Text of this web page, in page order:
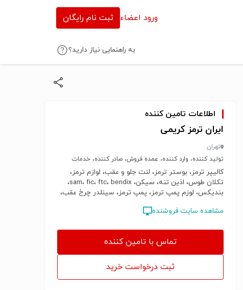
ورود اعضاء ثبت نام رایگان
به راهنمایی نیاز دارید؟
اطلاعات تامین کننده
ایران ترمز کریمی
تهران
تولید کننده، وارد کننده، عمده فروش، صادر کننده، خدمات
کالیپر ترمز، بوستر ترمز، لنت جلو و عقب، لوازم ترمز،
تکلان طوس، اذین تنه، سیکن، sam، fic، ftc، bendix،
بندیکس، لوزم پمپ ترمز، پمپ ترمز، سینلدر چرخ عقب،
مشاهده سایت فروشنده
تماس با تامین کننده
ثبت درخواست خرید